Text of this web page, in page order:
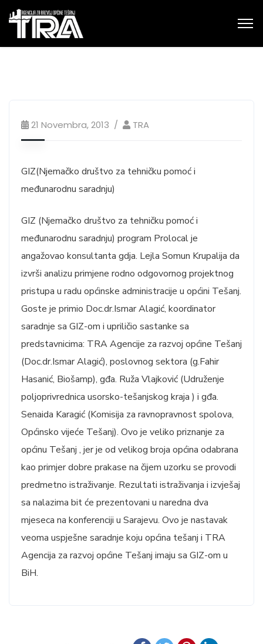
21 Novembra, 2013 TRA
GIZ(Njemačko društvo za tehničku pomoć i
međunarodnu saradnju)
GIZ (Njemačko društvo za tehničku pomoć i
međunarodnu saradnju) program Prolocal je
angažovao konsultanta gdja. Lejla Somun Krupalija da
izvrši analizu primjene rodno odgovornog projektnog
pristupa u radu općinske administracije u općini Tešanj.
Goste je primio Doc.dr.Ismar Alagić, koordinator
saradnje sa GIZ-om i upriličio sastanke sa
predstavnicima: TRA Agencije za razvoj općine Tešanj
(Doc.dr.Ismar Alagić), poslovnog sektora (g.Fahir
Hasanić, Biošamp), gđa. Ruža Vlajković (Udruženje
poljoprivrednica usorsko-tešanjskog kraja ) i gđa.
Senaida Karagić (Komisija za ravnopravnost spolova,
Općinsko vijeće Tešanj). Ovo je veliko priznanje za
općinu Tešanj , jer je od velikog broja općina odabrana
kao primjer dobre prakase na čijem uzorku se provodi
predmetno istraživanje. Rezultati istraživanja i izvješaj
sa nalazima bit će prezentovani u naredna dva
mjeseca na konferenciji u Sarajevu. Ovo je nastavak
veoma uspješne saradnje koju općina tešanj i TRA
Agencija za razvoj općine Tešanj imaju sa GIZ-om u
BiH.